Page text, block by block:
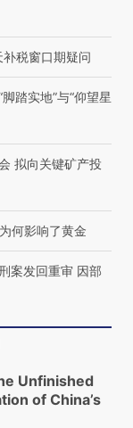
税窗口期疑问
踏实地”与“仰望星
拟向关键矿产投
何影响了黄金
案发回重审 因部
Unfinished
of China’s